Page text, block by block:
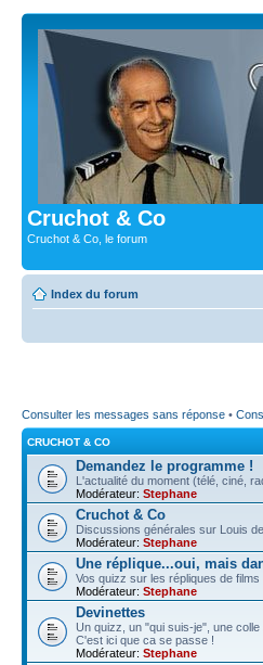
Cruchot & Co
Cruchot & Co, le forum
Index du forum
Consulter les messages sans réponse •
CRUCHOT & CO
Demandez le programme !
L'actualité du moment (télé, ciné,
Modérateur: Stephane
Cruchot & Co
Discussions générales sur Louis
Modérateur: Stephane
Une réplique...oui, mais
Vos quizz sur les répliques de films
Modérateur: Stephane
Devinettes
Un quizz, un "qui suis-je", une colle
C'est ici que ca se passe !
Modérateur: Stephane